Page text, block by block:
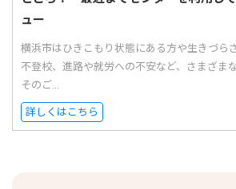
ュー
横浜市はひきこもり状態にある方や生きづら
不登校、進路や就労への不安など、さまざま
そのご...
詳しくはこちら